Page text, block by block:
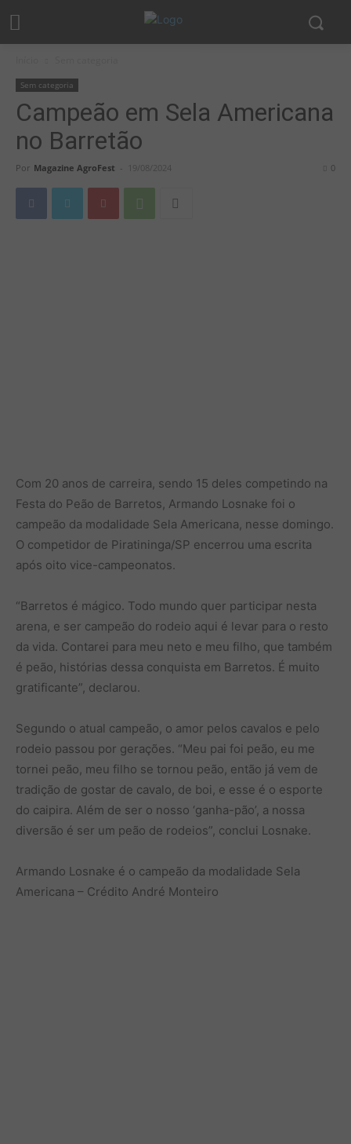
Sem categoria
Campeão em Sela Americana
no Barretão
Por Magazine AgroFest - 19/08/2024 0
Com 20 anos de carreira, sendo 15 deles competindo na
Festa do Peão de Barretos, Armando Losnake foi o
campeão da modalidade Sela Americana, nesse domingo.
O competidor de Piratininga/SP encerrou uma escrita
após oito vice-campeonatos.
“Barretos é mágico. Todo mundo quer participar nesta
arena, e ser campeão do rodeio aqui é levar para o resto
da vida. Contarei para meu neto e meu filho, que também
é peão, histórias dessa conquista em Barretos. É muito
gratificante”, declarou.
Segundo o atual campeão, o amor pelos cavalos e pelo
rodeio passou por gerações. “Meu pai foi peão, eu me
tornei peão, meu filho se tornou peão, então já vem de
tradição de gostar de cavalo, de boi, e esse é o esporte
do caipira. Além de ser o nosso ‘ganha-pão’, a nossa
diversão é ser um peão de rodeios”, conclui Losnake.
Armando Losnake é o campeão da modalidade Sela
Americana – Crédito André Monteiro